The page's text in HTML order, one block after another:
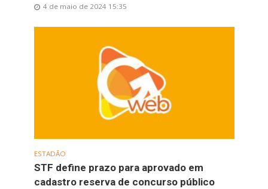
4 de maio de 2024 15:35
ESTADÃO
STF define prazo para aprovado em
cadastro reserva de concurso público